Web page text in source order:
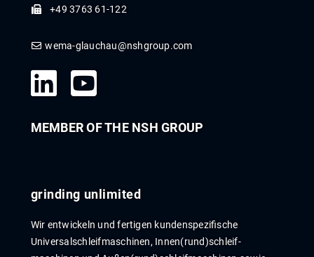
+49 3763 61-122
wema-glauchau@nshgroup.com
MEMBER OF THE NSH GROUP
grinding unlimited
Wir entwickeln und fertigen kunden­spezi­fische
Universal­schleif­maschinen, Innen­­(rund)­­schleif­